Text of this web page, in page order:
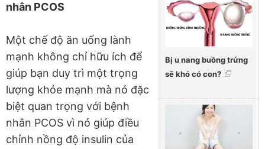
Bị u nang buồng trứng
sẽ khó có con?
nhân PCOS
Một chế độ ăn uống lành
mạnh không chỉ hữu ích để
giúp bạn duy trì một trọng
lượng khỏe mạnh mà nó đặc
biệt quan trọng với bệnh
nhân PCOS vì nó giúp điều
chỉnh nồng độ insulin của